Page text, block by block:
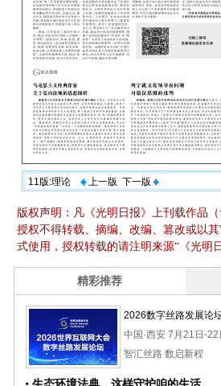
11版:理论 上一版 下一版
版权声明：凡《光明日报》上刊载作品
授权不得转载、摘编、改编、篡改或以
式使用，授权转载的请注明来源“《光明